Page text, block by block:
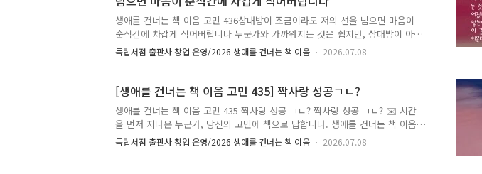
이유, 그리고 응원의 한마디를 댓글에 남겨주세요.🎁 여러분이 남겨..
생애를 건너는 책 이음 고민 436상대방이 조금이라도 저의 선을 넘으면 마음이
순식간에 차갑게 식어버립니다 누군가와 가까워지는 것은 쉽지만, 상대방이 아
주 조금이라도 저만의 선을 넘으면 마음이 순식간에 차갑게 식어버립니다. 그 순
간부터 그 친구의 모든 것이 싫어지고 아예 멀어지고 싶어집니다. 이 문제는 또
들어온다는 점입니다. 제가 사람들을 쉽게 판단하고 마음을 돌리다 보니, 남들도
나를 이렇게 싫어하면 어쩌지? 라며 고민합니다. 쉽게 타오르고 차갑게 꺼져버리
는 인간관계의 굴레 속에서 어떻게 하면 타인과 건강한 거리를 유지하며 제 마음
의 불안을 잠재울 수 있을까요? 외로움과 피곤함이 반복되는 이런 관계의 악순환
을 끊어내고 ..
독립서점 출판사 창업 운영/2026 생애를 건너는 책 이음 2026.07.08
[생애를 건너는 책 이음 고민 435] 짝사랑 성공ㄱㄴ?
생애를 건너는 책 이음 고민 435 짝사랑 성공 ㄱㄴ? 짝사랑 성공 ㄱㄴ? ✉️ 시간
을 먼저 지나온 누군가, 당신의 고민에 책으로 답합니다. 생애를 건너는 책 이음
: 시간을 건너 너에게 갈게.✍️ 고민에 어울리는 책과 그 이유, 그리고 응원의 한
마디를 댓글에 남겨주세요.🎁 여러분이 남겨주신 추천은 비슷한 고민을 하는 또
독립서점 출판사 창업 운영/2026 생애를 건너는 책 이음 2026.07.08